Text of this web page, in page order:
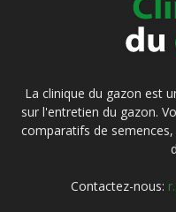
La clinique du gazon est
sur l'entretien du gazon.
comparatifs de
Contactez-nous: